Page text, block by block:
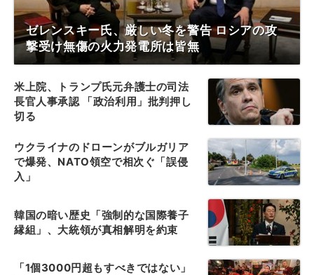
ゼレンスキー氏、厳しい冬を警告 ロシアの攻
撃受け無傷の火力発電所は皆無
米上院、トランプ氏元弁護士の司法
長官人事承認 「政治利用」批判押し
切る
ウクライナのドローンがブルガリア
で爆発、NATO領空で相次ぐ「誤侵
入」
韓国の暗い歴史「強制的な国際養子
縁組」、大統領が真相解明を約束
「1個3000円超もすべきではない」